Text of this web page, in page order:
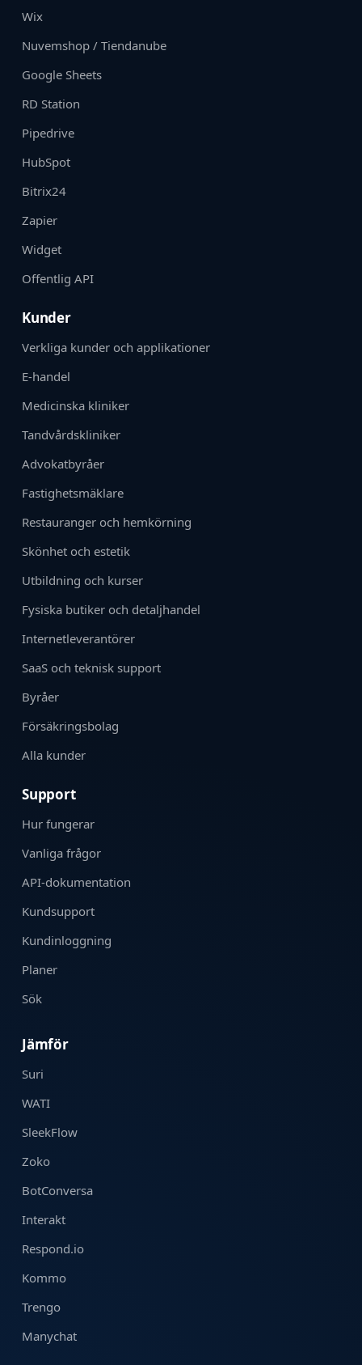
Wix
Nuvemshop / Tiendanube
Google Sheets
RD Station
Pipedrive
HubSpot
Bitrix24
Zapier
Widget
Offentlig API
Kunder
Verkliga kunder och applikationer
E-handel
Medicinska kliniker
Tandvårdskliniker
Advokatbyråer
Fastighetsmäklare
Restauranger och hemkörning
Skönhet och estetik
Utbildning och kurser
Fysiska butiker och detaljhandel
Internetleverantörer
SaaS och teknisk support
Byråer
Försäkringsbolag
Alla kunder
Support
Hur fungerar
Vanliga frågor
API-dokumentation
Kundsupport
Kundinloggning
Planer
Sök
Jämför
Suri
WATI
SleekFlow
Zoko
BotConversa
Interakt
Respond.io
Kommo
Trengo
Manychat